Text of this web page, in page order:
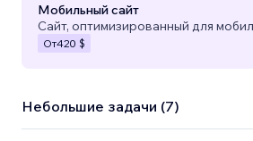
Мобильный сайт
Сайт, оптимизированный для
От420 $
Небольшие задачи (7)